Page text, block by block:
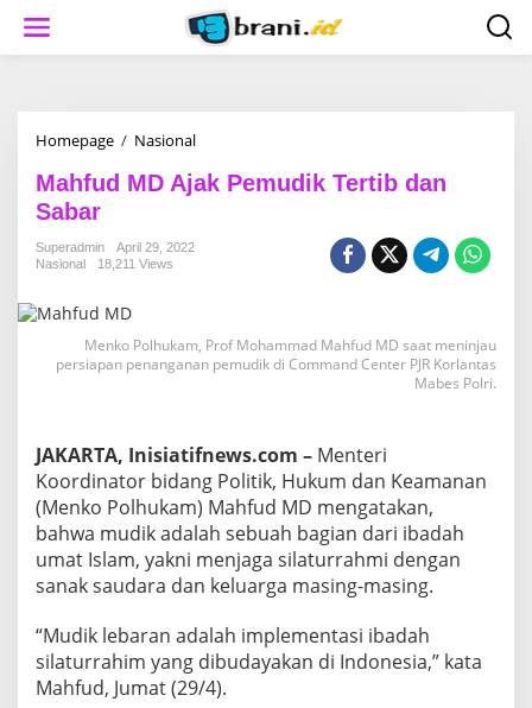
i
Homepage / Nasional
h
a
k
u
d
i
k
T
e
r
i
b
d
a
Mahfud MD Ajak Pemudik Tertib dan
Sabar
Superadmin
April 29, 2022
Nasional
18,211 Views
Menko Polhukam, Prof Mohammad Mahfud MD saat meninjau
persiapan penanganan pemudik di Command Center PJR Korlantas
Mabes Polri.
JAKARTA, Inisiatifnews.com – Menteri
Koordinator bidang Politik, Hukum dan Keamanan
(Menko Polhukam) Mahfud MD mengatakan,
bahwa mudik adalah sebuah bagian dari ibadah
umat Islam, yakni menjaga silaturrahmi dengan
sanak saudara dan keluarga masing-masing.
“Mudik lebaran adalah implementasi ibadah
silaturrahim yang dibudayakan di Indonesia,” kata
Mahfud, Jumat (29/4).